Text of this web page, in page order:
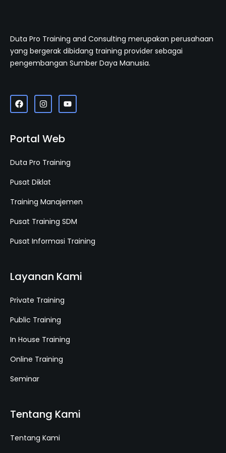
Duta Pro Training and Consulting merupakan perusahaan
yang bergerak dibidang training provider sebagai
pengembangan Sumber Daya Manusia.
Portal Web
Duta Pro Training
Pusat Diklat
Training Manajemen
Pusat Training SDM
Pusat Informasi Training
Layanan Kami
Private Training
Public Training
In House Training
Online Training
Seminar
Tentang Kami
Tentang Kami